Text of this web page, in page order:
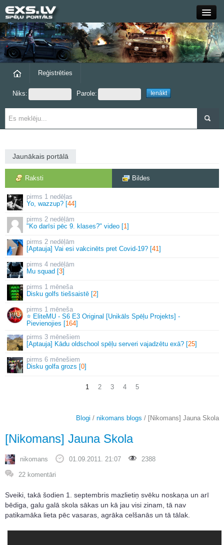
Close
Forums
Grupas
Reģistrēties
Niks: Parole:
Jaunākais portālā
Raksti Bildes
1 nedēļas
Yo, wazzup? [44]
2 nedēļām
"Ko darīsi pēc 9. klases?" video [1]
2 nedēļām
[Aptauja] Vai esi vakcinēts pret Covid-19? [41]
4 nedēļām
Mu squad [3]
1 mēneša
Disku golfs tiešsaistē [2]
1 mēneša
⭐ EliteMU - S6 E3 Original [Unikāls Spēļu Projekts] -
Pievienojies [164]
3 mēnešiem
[Aptauja] Kādu oldschool spēļu serveri vajadzētu exā? [25]
6 mēnešiem
Disku golfa grozs [0]
1 2 3 4 5
Blogi / nikomans blogs / [Nikomans] Jauna Skola
[Nikomans] Jauna Skola
nikomans 01.09.2011. 21:07 2388
22 komentāri
Sveiki, takā šodien 1. septembris mazlietiņ svēku noskaņa un arī
bēdiga, galu galā skola sākas un kā jau visi zinam, tā nav
patikamāka lieta pēc vasaras, agrāka celšanās un tā tālak.